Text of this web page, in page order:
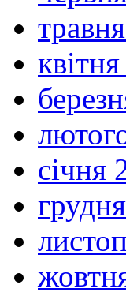
січня